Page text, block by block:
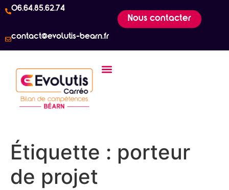
06.64.85.62.74
Nous contacter
contact@evolutis-bearn.fr
Étiquette : porteur
de projet